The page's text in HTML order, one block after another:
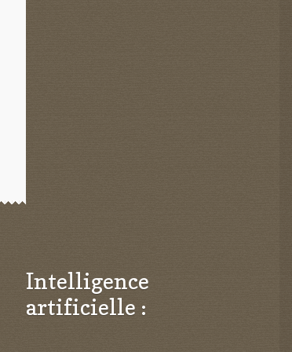
Intelligence
artificielle :